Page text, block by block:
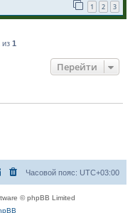
1 2 3
из1
Перейти
Часовой пояс: UTC+03:00
© phpBB Limited